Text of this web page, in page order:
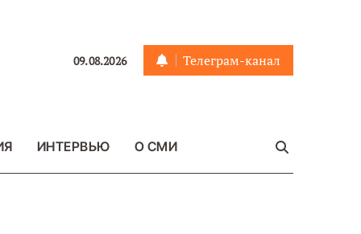
09.08.2026 Телеграм-канал
ИНТЕРВЬЮ О СМИ